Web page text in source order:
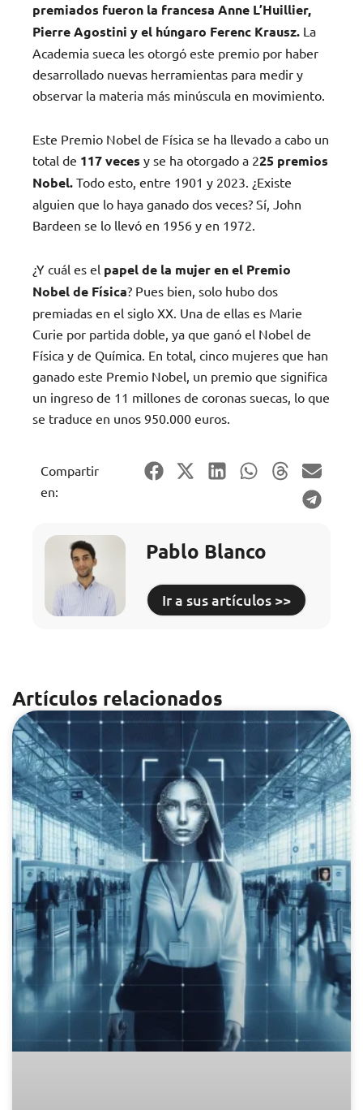
premiados fueron la francesa Anne L’Huillier,
Pierre Agostini y el húngaro Ferenc Krausz. La
Academia sueca les otorgó este premio por haber
desarrollado nuevas herramientas para medir y
observar la materia más minúscula en movimiento.
Este Premio Nobel de Física se ha llevado a cabo un
total de 117 veces y se ha otorgado a 225 premios
Nobel. Todo esto, entre 1901 y 2023. ¿Existe
alguien que lo haya ganado dos veces? Sí, John
Bardeen se lo llevó en 1956 y en 1972.
¿Y cuál es el papel de la mujer en el Premio
Nobel de Física? Pues bien, solo hubo dos
premiadas en el siglo XX. Una de ellas es Marie
Curie por partida doble, ya que ganó el Nobel de
Física y de Química. En total, cinco mujeres que han
ganado este Premio Nobel, un premio que significa
un ingreso de 11 millones de coronas suecas, lo que
se traduce en unos 950.000 euros.
Compartir
en:
Pablo Blanco
Ir a sus artículos >>
Artículos relacionados